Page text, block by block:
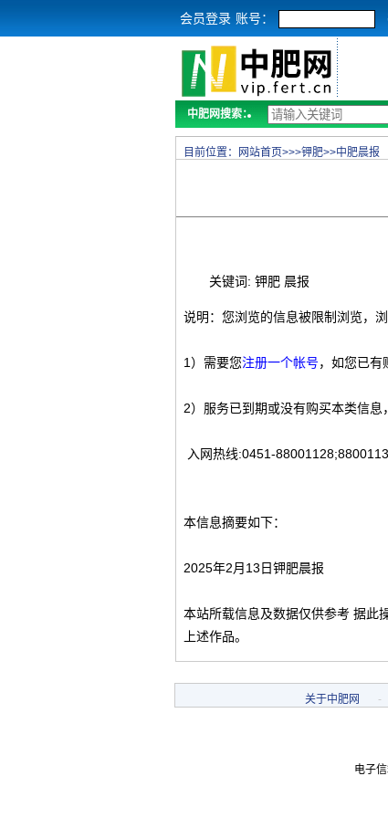
会员登录 账号：
中肥网搜索：
目前位置： 网站首页>>>钾肥>>中肥晨报
关键词: 钾肥 晨报
说明：您浏览的信息被限制浏览，
1）需要您注册一个帐号，如您已有
2）服务已到期或没有购买本类信息，
入网热线:0451-
本信息摘要如下：
2025年2月13日钾肥晨报
本站所载信息及数据仅供参考 据此
上述作品。
关于中肥网 -
电子